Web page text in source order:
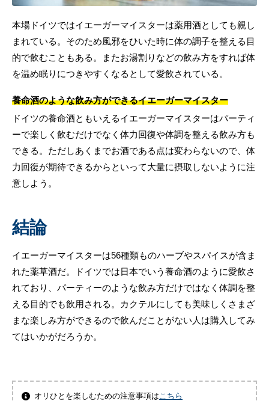
本場ドイツではイエーガーマイスターは薬用酒としても親し
まれている。そのため風邪をひいた時に体の調子を整える目
的で飲むこともある。またお湯割りなどの飲み方をすれば体
を温め眠りにつきやすくなるとして愛飲されている。
養命酒のような飲み方ができるイエーガーマイスター
ドイツの養命酒ともいえるイエーガーマイスターはパーティ
ーで楽しく飲むだけでなく体力回復や体調を整える飲み方も
できる。ただしあくまでお酒である点は変わらないので、体
力回復が期待できるからといって大量に摂取しないように注
意しよう。
結論
イエーガーマイスターは56種類ものハーブやスパイスが含ま
れた薬草酒だ。ドイツでは日本でいう養命酒のように愛飲さ
れており、パーティーのような飲み方だけではなく体調を整
える目的でも飲用される。カクテルにしても美味しくさまざ
まな楽しみ方ができるので飲んだことがない人は購入してみ
てはいかがだろうか。
オリひとを楽しむための注意事項は こちら